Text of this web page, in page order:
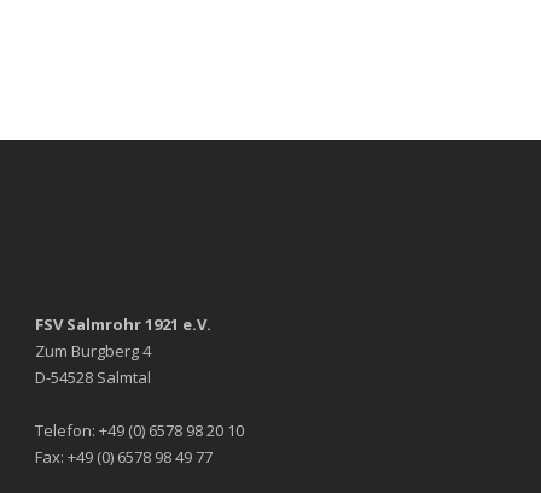
FSV Salmrohr 1921 e.V.
Zum Burgberg 4
D-54528 Salmtal
Telefon: +49 (0) 6578 98 20 10
Fax: +49 (0) 6578 98 49 77